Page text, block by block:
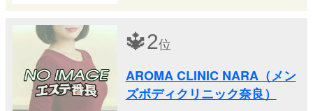
🔱2位
AROMA CLINIC NARA（メン
ズボディクリニック奈良）